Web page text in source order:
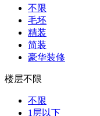
不限
毛坯
精装
简装
豪华装修
楼层不限
不限
1层以下